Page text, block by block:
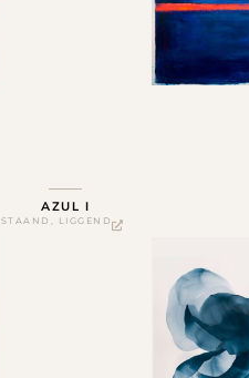
AZUL I
STAAND , LIGGEND